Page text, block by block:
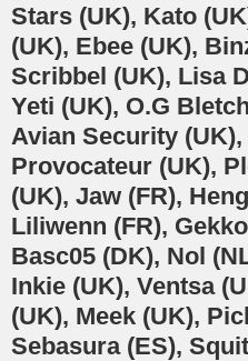
Stars (UK), Kato
(UK), Ebee (UK),
Scribbel (UK), Lisa
Yeti (UK), O.G
Avian Security
Provocateur (UK),
(UK), Jaw (FR),
Liliwenn (FR),
Basc05 (DK), Nol
Inkie (UK), Ventsa
(UK), Meek (UK),
Sebasura (ES),